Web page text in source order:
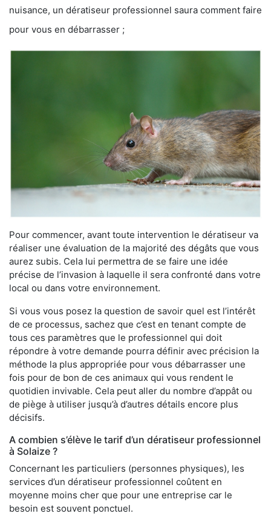
nuisance, un dératiseur professionnel saura comment faire
pour vous en débarrasser ;
Pour commencer, avant toute intervention le dératiseur va
réaliser une évaluation de la majorité des dégâts que vous
aurez subis. Cela lui permettra de se faire une idée
précise de l’invasion à laquelle il sera confronté dans votre
local ou dans votre environnement.
Si vous vous posez la question de savoir quel est l’intérêt
de ce processus, sachez que c’est en tenant compte de
tous ces paramètres que le professionnel qui doit
répondre à votre demande pourra définir avec précision la
méthode la plus appropriée pour vous débarrasser une
fois pour de bon de ces animaux qui vous rendent le
quotidien invivable. Cela peut aller du nombre d’appât ou
de piège à utiliser jusqu’à d’autres détails encore plus
décisifs.
A combien s’élève le tarif d’un dératiseur professionnel
à Solaize ?
Concernant les particuliers (personnes physiques), les
services d’un dératiseur professionnel coûtent en
moyenne moins cher que pour une entreprise car le
besoin est souvent ponctuel.